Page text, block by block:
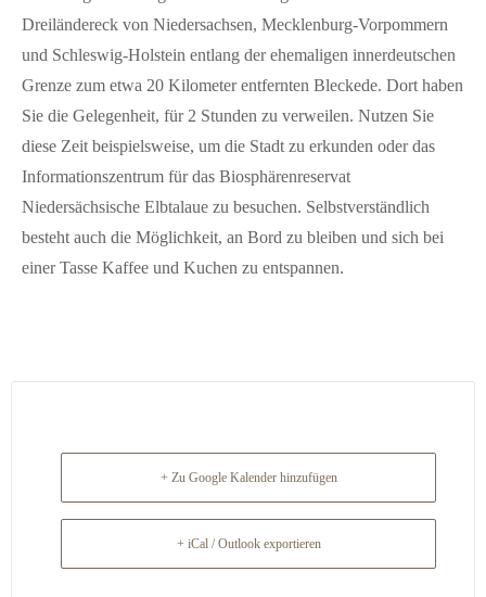
Dreiländereck von Niedersachsen, Mecklenburg-Vorpommern
und Schleswig-Holstein entlang der ehemaligen innerdeutschen
Grenze zum etwa 20 Kilometer entfernten Bleckede. Dort haben
Sie die Gelegenheit, für 2 Stunden zu verweilen. Nutzen Sie
diese Zeit beispielsweise, um die Stadt zu erkunden oder das
Informationszentrum für das Biosphärenreservat
Niedersächsische Elbtalaue zu besuchen. Selbstverständlich
besteht auch die Möglichkeit, an Bord zu bleiben und sich bei
einer Tasse Kaffee und Kuchen zu entspannen.
+ Zu Google Kalender hinzufügen
+ iCal / Outlook exportieren